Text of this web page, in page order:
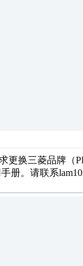
换三菱品牌（
册。请联系